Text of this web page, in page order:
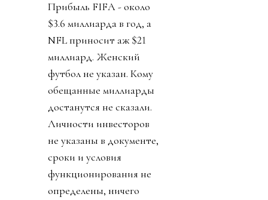
Прибыль FIFA - около
$3.6 миллиарда в год, а
NFL приносит аж $21
миллиард. Женский
футбол не указан. Кому
обещанные миллиарды
достанутся не сказали.
Личности инвесторов
не указаны в документе,
сроки и условия
функционирования не
определены, ничего